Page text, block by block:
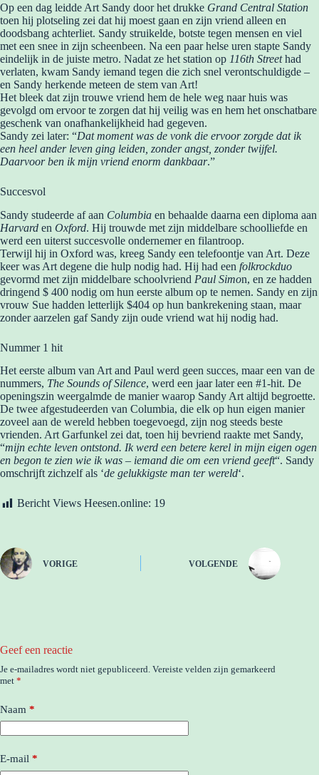
Op een dag leidde Art Sandy door het drukke Grand Central Station
toen hij plotseling zei dat hij moest gaan en zijn vriend alleen en
doodsbang achterliet. Sandy struikelde, botste tegen mensen en viel
met een snee in zijn scheenbeen. Na een paar helse uren stapte Sandy
eindelijk in de juiste metro. Nadat ze het station op 116th Streethad
verlaten, kwam Sandy iemand tegen die zich snel verontschuldigde –
en Sandy herkende meteen de stem van Art!
Het bleek dat zijn trouwe vriend hem de hele weg naar huis was
gevolgd om ervoor te zorgen dat hij veilig was en hem het onschatbare
geschenk van onafhankelijkheid had gegeven.
Sandy zei later: “Dat moment was de vonk die ervoor zorgde dat ik
een heel ander leven ging leiden, zonder angst, zonder twijfel.
Daarvoor ben ik mijn vriend enorm dankbaar.”
Succesvol
Sandy studeerde af aan Columbia en behaalde daarna een diploma aan
Harvard en Oxford. Hij trouwde met zijn middelbare schoolliefde en
werd een uiterst succesvolle ondernemer en filantroop.
Terwijl hij in Oxford was, kreeg Sandy een telefoontje van Art. Deze
keer was Art degene die hulp nodig had. Hij had een folkrockduo
gevormd met zijn middelbare schoolvriend Paul Simon, en ze hadden
dringend $ 400 nodig om hun eerste album op te nemen. Sandy en zijn
vrouw Sue hadden letterlijk $404 op hun bankrekening staan, maar
zonder aarzelen gaf Sandy zijn oude vriend wat hij nodig had.
Nummer 1 hit
Het eerste album van Art and Paul werd geen succes, maar een van de
nummers, The Sounds of Silence, werd een jaar later een #1-hit. De
openingszin weergalmde de manier waarop Sandy Art altijd begroette.
De twee afgestudeerden van Columbia, die elk op hun eigen manier
zoveel aan de wereld hebben toegevoegd, zijn nog steeds beste
vrienden. Art Garfunkel zei dat, toen hij bevriend raakte met Sandy,
“mijn echte leven ontstond. Ik werd een betere kerel in mijn eigen ogen
en begon te zien wie ik was – iemand die om een vriend geeft“. Sandy
omschrijft zichzelf als ‘de gelukkigste man ter wereld‘.
Bericht Views Heesen.online: 19
VORIGE VOLGENDE
Geef een reactie
Je e-mailadres wordt niet gepubliceerd. Vereiste velden zijn gemarkeerd
met *
Naam *
E-mail *